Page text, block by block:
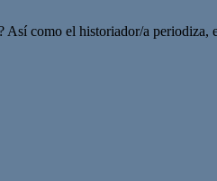
como el historiador/a